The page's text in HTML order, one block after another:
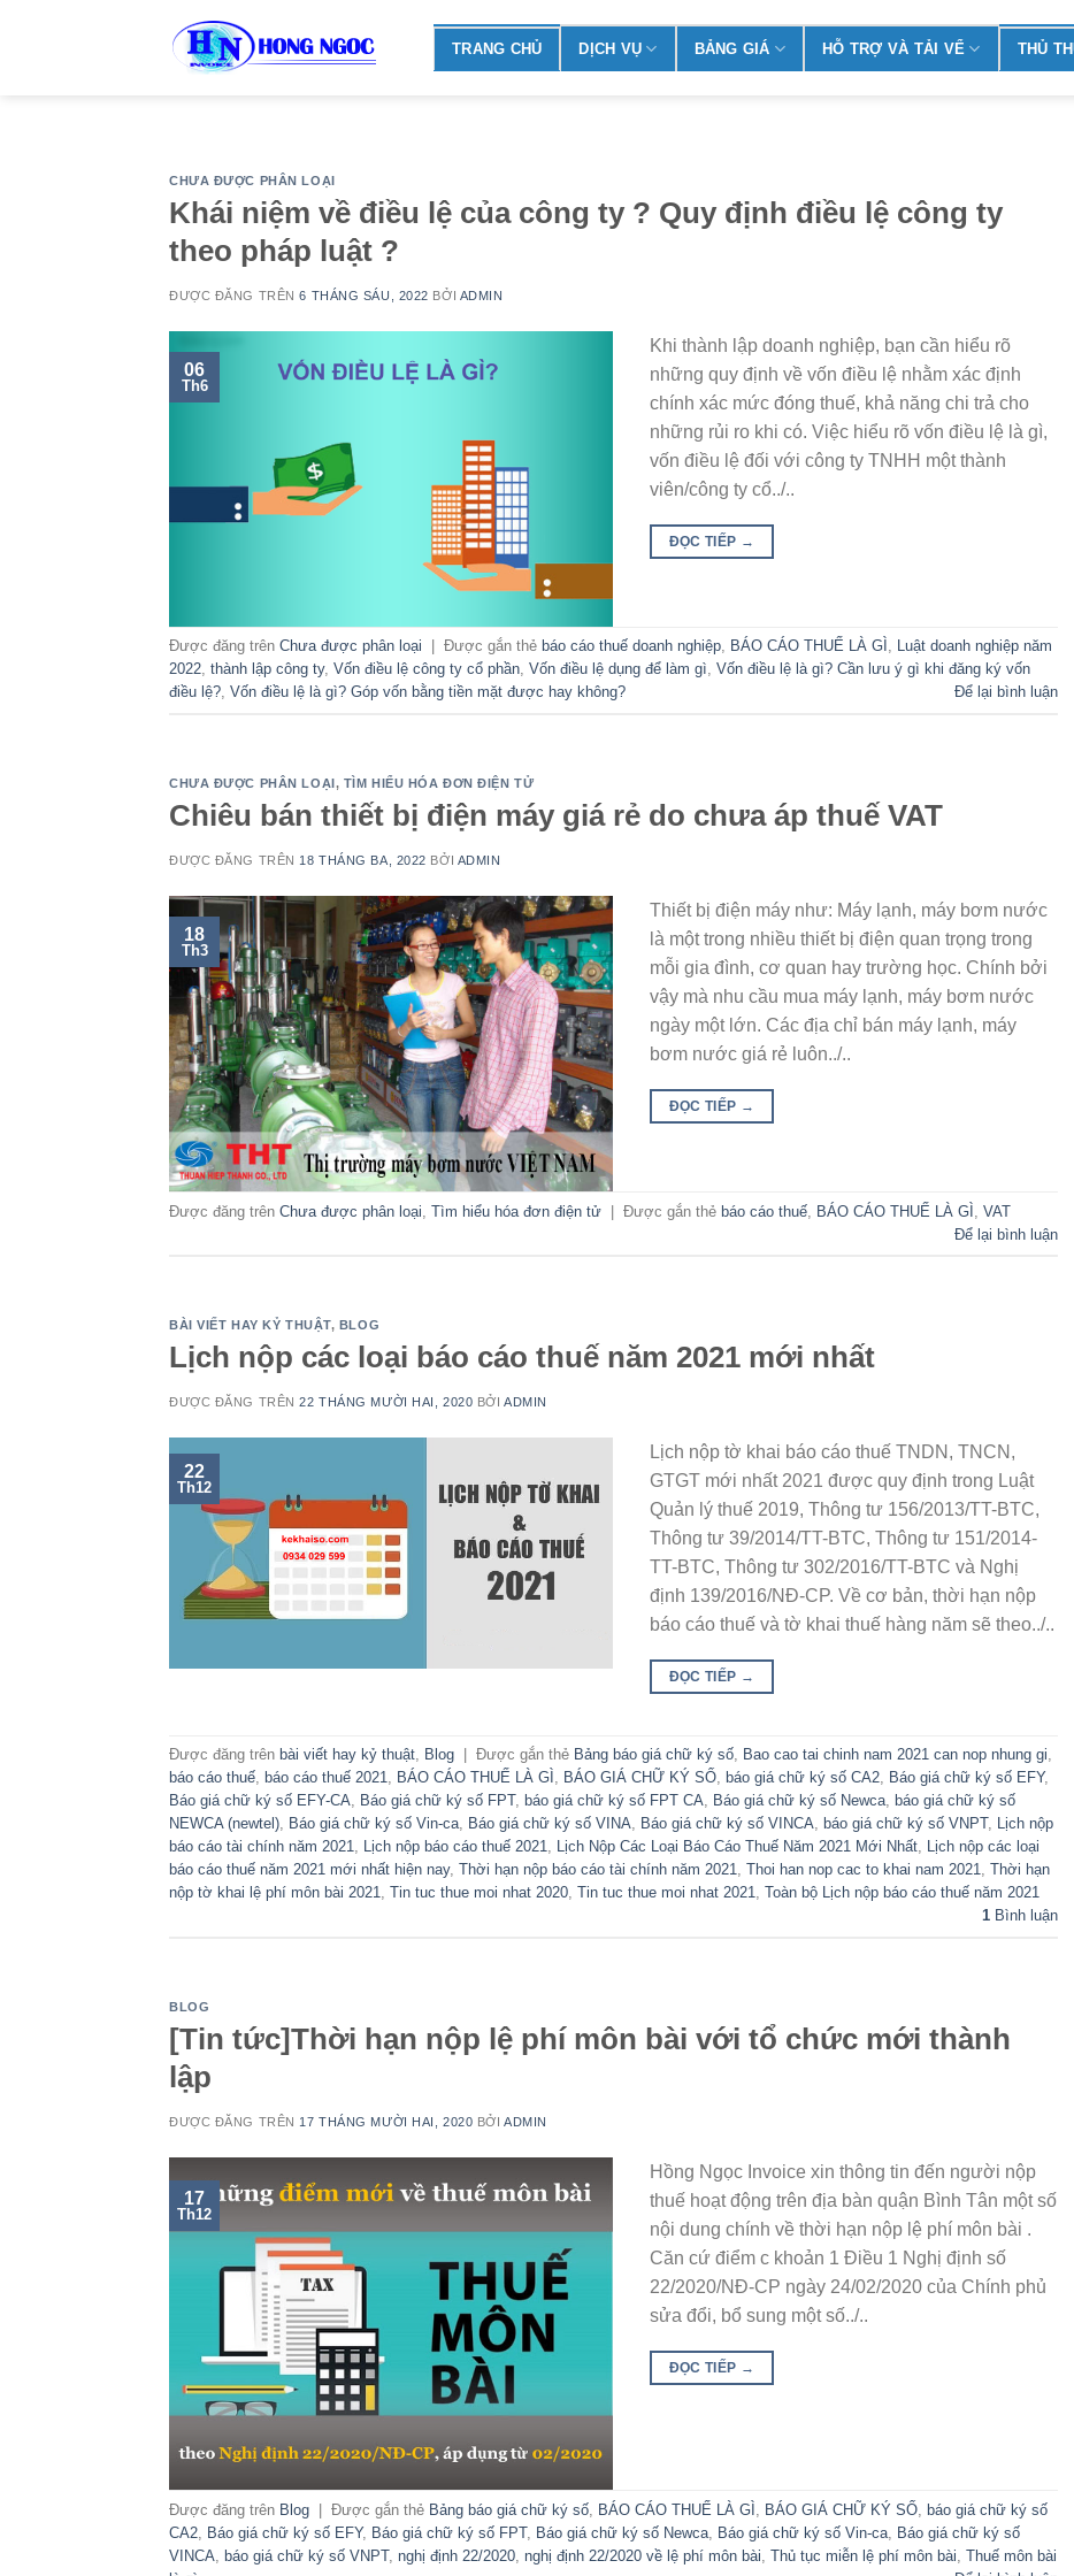
TRANG CHỦ DỊCH VỤ BẢNG GIÁ HỖ TRỢ VÀ TẢI VỂ THỦ
CHƯA ĐƯỢC PHÂN LOẠI
Khái niệm về điều lệ của công ty ? Quy định điều lệ công ty
theo pháp luật ?
ĐƯỢC ĐĂNG TRÊN6 THÁNG SÁU, 2022 BỞI ADMIN
06
Th6
Khi thành lập doanh nghiệp, bạn cần hiểu rõ
những quy định về vốn điều lệ nhằm xác định
chính xác mức đóng thuế, khả năng chi trả cho
những rủi ro khi có. Việc hiểu rõ vốn điều lệ là gì,
vốn điều lệ đối với công ty TNHH một thành
viên/công ty cổ../..
ĐỌC TIẾP →
Được đăng trên Chưa được phân loại Được gắn thẻ báo cáo thuế doanh nghiệp, BÁO CÁO THUẾ LÀ GÌ , Luật doanh nghiệp năm
2022, thành lập công ty, Vốn điều lệ công ty cổ phần, Vốn điều lệ dụng để làm gì, Vốn điều lệ là gì? Cần lưu ý gì khi đăng ký vốn
điều lệ?, Vốn điều lệ là gì? Góp vốn bằng tiền mặt được hay không? Để lại bình luận
CHƯA ĐƯỢC PHÂN LOẠI, TÌM HIỂU HÓA ĐƠN ĐIỆN TỬ
Chiêu bán thiết bị điện máy giá rẻ do chưa áp thuế VAT
ĐƯỢC ĐĂNG TRÊN 18 THÁNG BA, 2022 BỞI ADMIN
18
Th3
Thiết bị điện máy như: Máy lạnh, máy bơm nước
là một trong nhiều thiết bị điện quan trọng trong
mỗi gia đình, cơ quan hay trường học. Chính bởi
vậy mà nhu cầu mua máy lạnh, máy bơm nước
ngày một lớn. Các địa chỉ bán máy lạnh, máy
bơm nước giá rẻ luôn../..
ĐỌC TIẾP →
Được đăng trên Chưa được phân loại Tìm hiểu hóa đơn điện tử | Được gắn thẻ báo cáo thuế BÁO CÁO THUẾ LÀ GÌ VAT
Để lại bình luận
BÀI VIẾT HAY KỶ THUẬT, BLOG
Lịch nộp các loại báo cáo thuế năm 2021 mới nhất
ĐƯỢC ĐĂNG TRÊN22 THÁNG MƯỜI HAI, 2020 BỞIADMIN
22
Th12
Lịch nộp tờ khai báo cáo thuế TNDN, TNCN,
GTGT mới nhất 2021 được quy định trong Luật
Quản lý thuế 2019, Thông tư 156/2013/TT-BTC,
Thông tư 39/2014/TT-BTC, Thông tư 151/2014-
TT-BTC, Thông tư 302/2016/TT-BTC và Nghị
định 139/2016/NĐ-CP. Về cơ bản, thời hạn nộp
báo cáo thuế và tờ khai thuế hàng năm sẽ theo../..
ĐỌC TIẾP →
Được đăng trên bài viết hay kỷ thuật, Blog Được gắn thẻ Bảng báo giá chữ ký số, Bao cao tai chinh nam 2021 can nop nhung gi,
báo cáo thuế, báo cáo thuế 2021, BÁO CÁO THUẾ LÀ GÌ , BÁO GIÁ CHỮ KÝ SỐ, báo giá chữ ký số CA2, Báo giá chữ ký số EFY,
Báo giá chữ ký số EFY-CA, Báo giá chữ ký số FPT, báo giá chữ ký số FPT CA, Báo giá chữ ký số Newca, báo giá chữ ký số
NEWCA (newtel), Báo giá chữ ký số Vin-ca, Báo giá chữ ký số VINA, Báo giá chữ ký số VINCA, báo giá chữ ký số VNPT, Lịch nộp
báo cáo tài chính năm 2021, Lịch nộp báo cáo thuế 2021, Lịch Nộp Các Loại Báo Cáo Thuế Năm 2021 Mới Nhất, Lịch nộp các loại
báo cáo thuế năm 2021 mới nhất hiện nay, Thời hạn nộp báo cáo tài chính năm 2021, Thoi han nop cac to khai nam 2021, Thời hạn
nộp tờ khai lệ phí môn bài 2021, Tin tuc thue moi nhat 2020, Tin tuc thue moi nhat 2021, Toàn bộ Lịch nộp báo cáo thuế năm 2021
1Bình luận
BLOG
[Tin tức]Thời hạn nộp lệ phí môn bài với tổ chức mới thành
lập
ĐƯỢC ĐĂNG TRÊN 17 THÁNG MƯỜI HAI, 2020 BỞIADMIN
17
Th12
Hồng Ngọc Invoice xin thông tin đến người nộp
thuế hoạt động trên địa bàn quận Bình Tân một số
nội dung chính về thời hạn nộp lệ phí môn bài .
Căn cứ điểm c khoản 1 Điều 1 Nghị định số
22/2020/NĐ-CP ngày 24/02/2020 của Chính phủ
sửa đổi, bổ sung một số../..
ĐỌC TIẾP →
Được đăng trên Blog | Được gắn thẻ Bảng báo giá chữ ký số BÁO CÁO THUẾ LÀ GÌ BÁO GIÁ CHỮ KÝ SỐ báo giá chữ ký số
CA2 Báo giá chữ ký số EFY, Báo giá chữ ký số FPT, Báo giá chữ ký số Newca Báo giá chữ ký số Vin-ca Báo giá chữ ký số
VINCA báo giá chữ ký số VNPT, nghị định 22/2020 nghị định 22/2020 về lệ phí môn bài Thủ tục miễn lệ phí môn bài Thuế môn bài